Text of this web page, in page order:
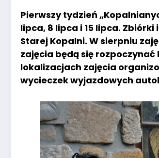
Pierwszy tydzień
lipca, 8 lipca i 15 lipca.
Starej Kopalni. W sierpniu
zajęcia będą się rozpoczynać
lokalizacjach zajęcia
wycieczek wyjazdowych